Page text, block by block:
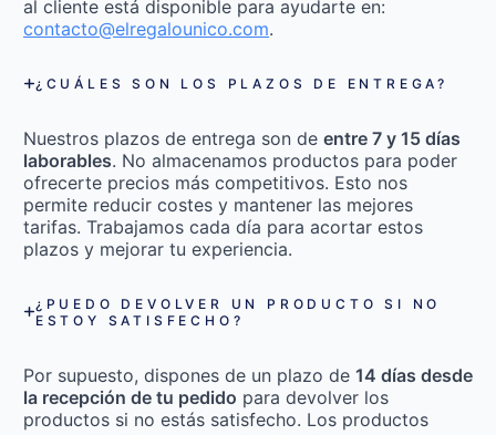
al cliente está disponible para ayudarte en:
contacto@elregalounico.com.
¿CUÁLES SON LOS PLAZOS DE ENTREGA?
Nuestros plazos de entrega son de entre 7 y 15 días
laborables. No almacenamos productos para poder
ofrecerte precios más competitivos. Esto nos
permite reducir costes y mantener las mejores
tarifas. Trabajamos cada día para acortar estos
plazos y mejorar tu experiencia.
¿PUEDO DEVOLVER UN PRODUCTO SI NO
ESTOY SATISFECHO?
Por supuesto, dispones de un plazo de 14 días desde
la recepción de tu pedido para devolver los
productos si no estás satisfecho. Los productos